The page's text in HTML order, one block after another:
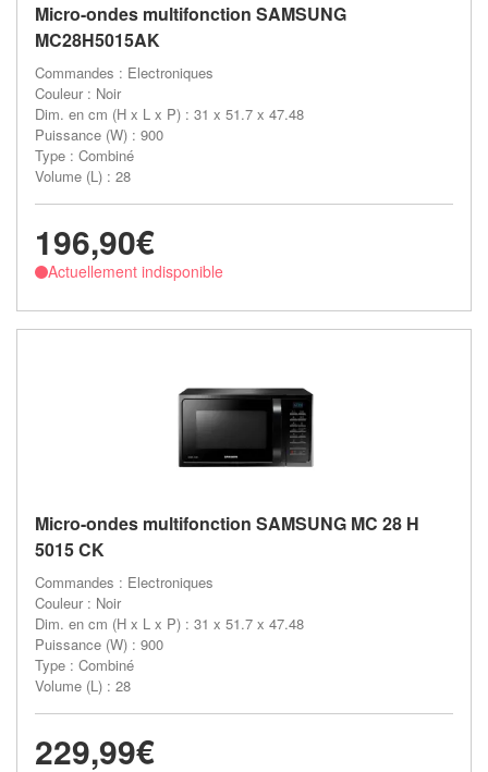
Micro-ondes multifonction SAMSUNG
MC28H5015AK
Commandes : Electroniques
Couleur : Noir
Dim. en cm (H x L x P) : 31 x 51.7 x 47.48
Puissance (W) : 900
Type : Combiné
Volume (L) : 28
196,90€
Actuellement indisponible
Micro-ondes multifonction SAMSUNG MC 28 H
5015 CK
Commandes : Electroniques
Couleur : Noir
Dim. en cm (H x L x P) : 31 x 51.7 x 47.48
Puissance (W) : 900
Type : Combiné
Volume (L) : 28
229,99€